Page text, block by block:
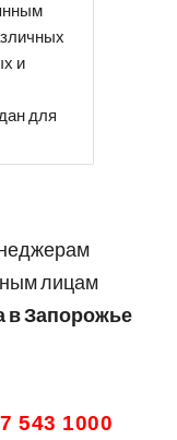
и
для
лицам
вЗапорожье
543 1000